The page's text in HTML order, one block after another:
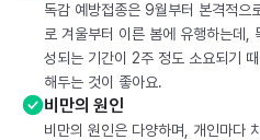
독감 예방접종은 9월부터 본격적으
로 겨울부터 이른 봄에 유행하는데,
성되는 기간이 2주 정도 소요되기
해두는 것이 좋아요.
비만의 원인
비만의 원인은 다양하며, 개인마다